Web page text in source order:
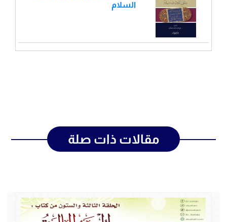
السلام
مقالات ذات صلة